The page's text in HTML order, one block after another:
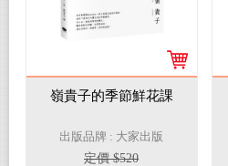
嶺貴子的季節鮮花課
出版品牌 : 大家出版
定價 $520